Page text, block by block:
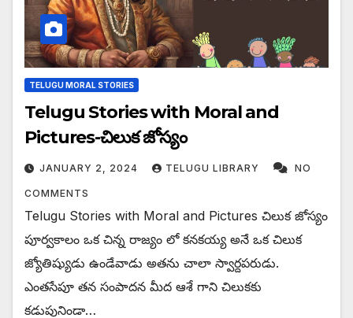
TELUGU MORAL STORIES
Telugu Stories with Moral and
Pictures-చిలుక జోస్యం
JANUARY 2, 2024 TELUGU LIBRARY NO
COMMENTS
Telugu Stories with Moral and Pictures చిలుక జోస్యం
పూర్వకాలం ఒక చిన్న రాజ్యం లో కనకయ్య అనే ఒక చిలుక
జ్యోతిష్యుడు ఉండేవాడు అతను చాలా స్వార్దపరుడు.
ఎంతసేపూ తన సంపాదన మీద ఆశే గాని చిలుకకు
కడుపునిండా…